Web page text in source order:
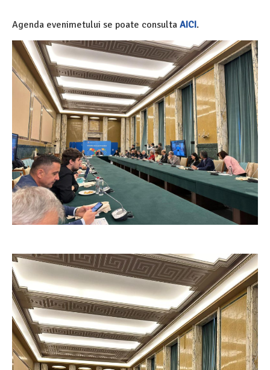
Agenda evenimetului se poate consulta AICI.